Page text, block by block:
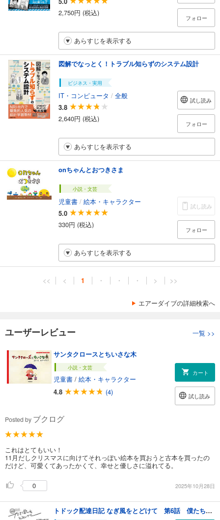
2,750円 (税込)
フォロー
あらすじを表示する
図解でなっとく！トラブル知らずのシステム設計
ビジネス・実用
IT・コンピュータ / 全般
3.8
2,640円 (税込)
試し読み
フォロー
あらすじを表示する
onちゃんとおつきさま
小説・文芸
児童書 / 絵本・キャラクター
5.0
330円 (税込)
試し読み
フォロー
あらすじを表示する
<< < 1 ・ ・ ・ > >>
エアーダイブの詳細検索へ
ユーザーレビュー 一覧 >>
サンタクロースとちいさな木
小説・文芸
児童書 / 絵本・キャラクター
4.8
(4)
カート
試し読み
Posted by ブクログ
これはとてもいい！
11月だしクリスマスに向けてそれっぽい絵本を買おうと古本を買ったの
だけど、可愛くてあったかくて、幸せと優しさに溢れてる。
0 2025年10月28日
トドック配達日記 なぎ風をとどけて 第6話 僕たちのつながる心